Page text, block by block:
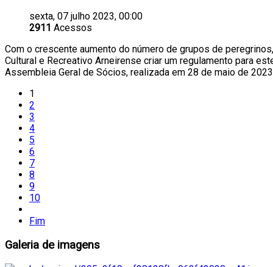
sexta, 07 julho 2023, 00:00
2911 Acessos
Com o crescente aumento do número de grupos de
Cultural e Recreativo Arneirense criar um regulamento para
Assembleia Geral de Sócios, realizada em 28 de maio de
1
2
3
4
5
6
7
8
9
10
Fim
Galeria de imagens